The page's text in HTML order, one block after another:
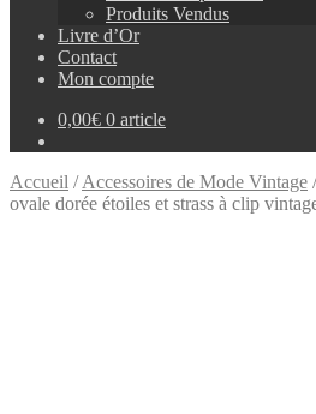
Produits Vendus
Livre d’Or
Contact
Mon compte
0,00€ 0 article
Accueil /Accessoires de Mode Vintage
ovale dorée étoiles et strass à clip